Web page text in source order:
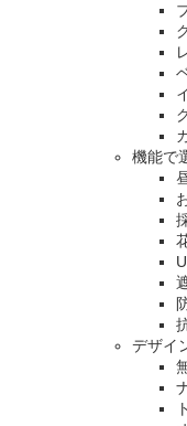
機能で
デザイ